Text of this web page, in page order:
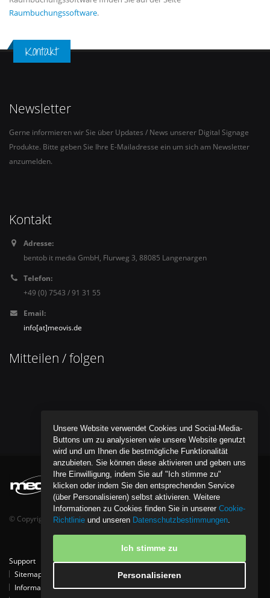
Raumbuchungssoftware.
Kontakt
Newsletter
Gerne informieren wir Sie über Updates / News unserer Digital Signage
Produkte. Bitte geben Sie Ihre E-Mailadresse ein um sich am Newsletter
anzumelden.
Kontakt
Adresse:
bentob it media GmbH, Flurweg 3, 88085 Langenargen
Telefon:
+49 (0) 7543 / 91 31 55
Email:
info[at]meovis.de
Mitteilen / folgen
© Copyright bentob it media GmbH - All Rights Reserved.
Support Tipps Kontakt Partner Download
Referenzen
Sitemap
Cookie-Richtlinie
Informationen zur Entsorgung von Elektro- und Elektronikgeräten
Unsere Website verwendet Cookies und Social-Media-
Buttons um zu analysieren wie unsere Website genutzt
wird und um Ihnen die bestmögliche Funktionalität
anzubieten. Sie können diese aktivieren und geben uns
Ihre Einwilligung, indem Sie auf "Ich stimme zu"
klicken oder indem Sie den entsprechenden Service
(über Personalisieren) selbst aktivieren. Weitere
Informationen zu Cookies finden Sie in unserer Cookie-
Richtlinie und unseren Datenschutzbestimmungen.
Ich stimme zu
Personalisieren